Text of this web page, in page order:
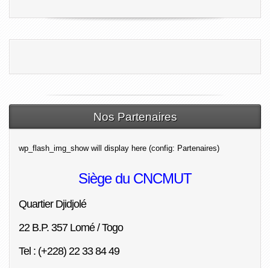
Nos Partenaires
wp_flash_img_show will display here (config: Partenaires)
Siège du CNCMUT
Quartier Djidjolé
22 B.P. 357 Lomé / Togo
Tel : (+228) 22 33 84 49